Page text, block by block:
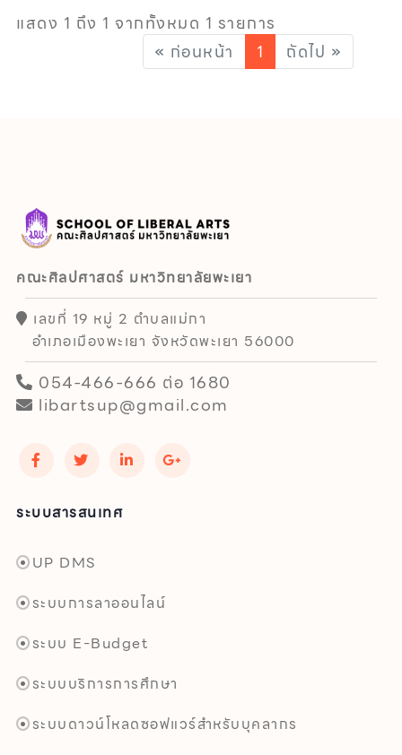
แสดง 1 ถึง 1 จากทั้งหมด 1 รายการ
« ก่อนหน้า
1 ถัดไป »
คณะศิลปศาสตร์ มหาวิทยาลัยพะเยา
เลขที่ 19 หมู่ 2 ตำบลแม่กา
อำเภอเมืองพะเยา จังหวัดพะเยา 56000
054-466-666 ต่อ 1680
libartsup@gmail.com
ระบบสารสนเทศ
UP DMS
ระบบการลาออนไลน์
ระบบ E-Budget
ระบบบริการการศึกษา
ระบบดาวน์โหลดซอฟแวร์สำหรับบุคลากร